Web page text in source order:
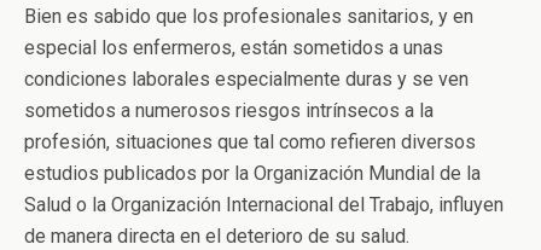
Bien es sabido que los profesionales sanitarios, y en
especial los enfermeros, están sometidos a unas
condiciones laborales especialmente duras y se ven
sometidos a numerosos riesgos intrínsecos a la
profesión, situaciones que tal como refieren diversos
estudios publicados por la Organización Mundial de la
Salud o la Organización Internacional del Trabajo, influyen
de manera directa en el deterioro de su salud.